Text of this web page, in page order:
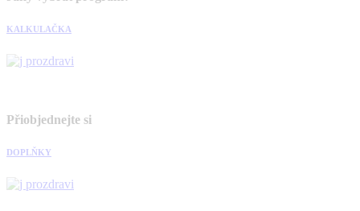
KALKULAČKA
Přiobjednejte si
DOPLŇKY